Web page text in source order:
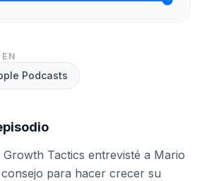
Podcasts
Growth Tactics entrevisté a Mario
para hacer crecer su